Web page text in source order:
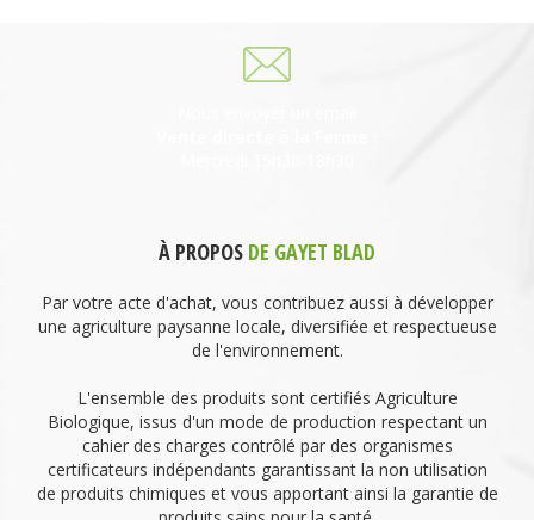
À PROPOS DE GAYET BLAD
Par votre acte d'achat, vous contribuez aussi à développer
une agriculture paysanne locale, diversifiée et respectueuse
de l'environnement.
L'ensemble des produits sont certifiés Agriculture
Biologique, issus d'un mode de production respectant un
cahier des charges contrôlé par des organismes
certificateurs indépendants garantissant la non utilisation
de produits chimiques et vous apportant ainsi la garantie de